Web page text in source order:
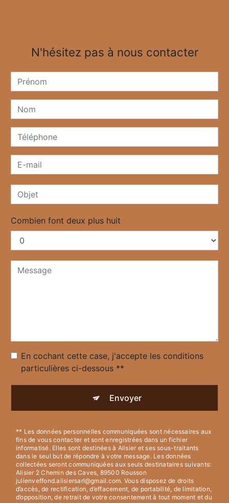
N'hésitez pas à nous contacter
Combien font deux plus huit
En cochant cette case, j'accepte les conditions
particulières ci-dessous **
Envoyer
** Les données personnelles communiquées sont nécessaires aux
fins de vous contacter et sont enregistrées dans un fichier
informatisé. Elles sont destinées à Alisier et ses sous-traitants
dans le seul but de répondre à votre message. Les données
collectées seront communiquées aux seuls destinataires suivants:
Alisier 2 Chemin des Caves, 89500 Rousson
julienveffond.alisiersarl@gmail.com. Vous disposez de droits
d’accès, de rectification, d’effacement, de portabilité, de limitation,
d’opposition, de retrait de votre consentement à tout moment et du